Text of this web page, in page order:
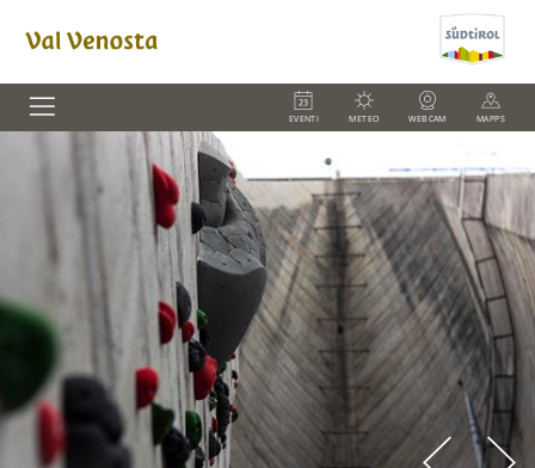
EVENTI METEO WEBCAM MAPPS